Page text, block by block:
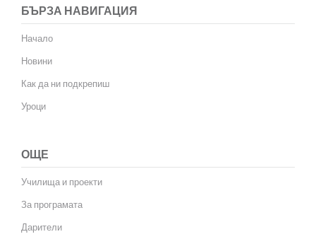
БЪРЗА НАВИГАЦИЯ
Начало
Новини
Как да ни подкрепиш
Уроци
ОЩЕ
Училища и проекти
За програмата
Дарители